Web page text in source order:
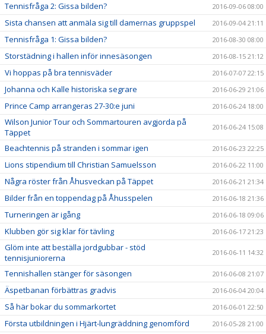
Tennisfråga 2: Gissa bilden? 2016-09-06 08:00
Sista chansen att anmäla sig till damernas gruppspel 2016-09-04 21:11
Tennisfråga 1: Gissa bilden? 2016-08-30 08:00
Storstädning i hallen inför innesäsongen 2016-08-15 21:12
Vi hoppas på bra tennisväder 2016-07-07 22:15
Johanna och Kalle historiska segrare 2016-06-29 21:06
Prince Camp arrangeras 27-30:e juni 2016-06-24 18:00
Wilson Junior Tour och Sommartouren avgjorda på
Täppet
2016-06-24 15:08
Beachtennis på stranden i sommar igen 2016-06-23 22:25
Lions stipendium till Christian Samuelsson 2016-06-22 11:00
Några röster från Åhusveckan på Täppet 2016-06-21 21:34
Bilder från en toppendag på Åhusspelen 2016-06-18 21:36
Turneringen är igång 2016-06-18 09:06
Klubben gör sig klar för tävling 2016-06-17 21:23
Glöm inte att beställa jordgubbar - stöd
tennisjuniorerna
2016-06-11 14:32
Tennishallen stänger för säsongen 2016-06-08 21:07
Äspetbanan förbättras gradvis 2016-06-04 20:04
Så här bokar du sommarkortet 2016-06-01 22:50
Första utbildningen i Hjärt-lungräddning genomförd 2016-05-28 21:00